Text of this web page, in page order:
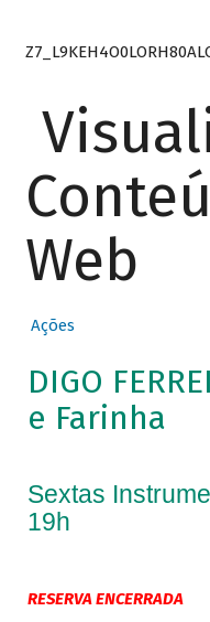
Web
Ações
DIGO
e Farinha
Sextas
19h
RESERVA ENCERRADA